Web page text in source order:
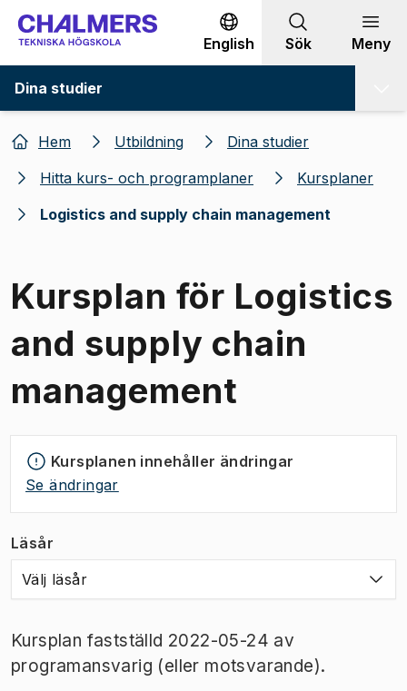
Gå till innehållet
English Sök Meny
Dina studier
Hem Utbildning
Dina studier
Hitta kurs- och programplaner
Kursplaner
Logistics and supply chain management
Kursplan för Logistics
and supply chain
management
Kursplanen innehåller ändringar
Se ändringar
Läsår
Välj läsår
Kursplan fastställd 2022-05-24 av
programansvarig (eller motsvarande).